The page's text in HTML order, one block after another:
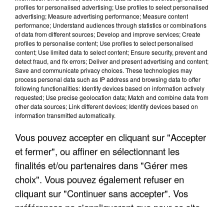
UN SECOND CADRE DE LA DZ MAFIA
INTERPELLÉ EN ALGÉRIE
profiles for personalised advertising; Use profiles to select personalised
advertising; Measure advertising performance; Measure content
performance; Understand audiences through statistics or combinations
of data from different sources; Develop and improve services; Create
profiles to personalise content; Use profiles to select personalised
content; Use limited data to select content; Ensure security, prevent and
detect fraud, and fix errors; Deliver and present advertising and content;
Save and communicate privacy choices. These technologies may
process personal data such as IP address and browsing data to offer
following functionalities: Identify devices based on information actively
requested; Use precise geolocation data; Match and combine data from
other data sources; Link different devices; Identify devices based on
information transmitted automatically.
Vous pouvez accepter en cliquant sur "Accepter
et fermer", ou affiner en sélectionnant les
finalités et/ou partenaires dans "Gérer mes
choix". Vous pouvez également refuser en
cliquant sur "Continuer sans accepter". Vos